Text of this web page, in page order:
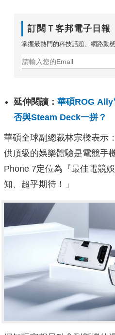
訂閱Ｔ客邦電子日報
掌握最熱門的科技話題、網路動
延伸閱讀： 華碩ROG Ally
否與Steam Deck一拼？
華碩全球副總裁林宗樑表示
供頂級的娛樂體驗是電競手
Phone 7定位為『最佳電競
知、超乎期待！」